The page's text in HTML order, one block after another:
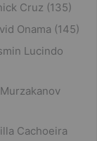
Cruz (135)
Onama (145)
Lucindo
Cachoeira